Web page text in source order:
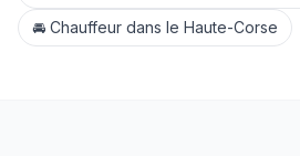
🚘 Chauffeur dans le Haute-Corse